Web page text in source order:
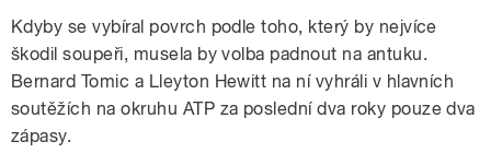
pause
Kdyby se vybíral povrch podle toho, který by nejvíce
škodil soupeři, musela by volba padnout na antuku.
Bernard Tomic a Lleyton Hewitt na ní vyhráli v hlavních
soutěžích na okruhu ATP za poslední dva roky pouze dva
zápasy.